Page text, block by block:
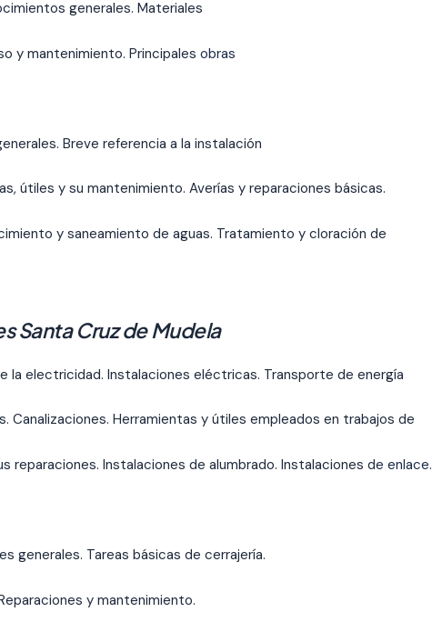
generales. Materiales
y mantenimiento. Principales obras
Breve referencia a la instalación
útiles y su mantenimiento. Averías y reparaciones básicas.
y saneamiento de aguas. Tratamiento y cloración de
Santa Cruz de Mudela
la electricidad. Instalaciones eléctricas. Transporte de energía
Canalizaciones. Herramientas y útiles empleados en trabajos de
reparaciones. Instalaciones de alumbrado. Instalaciones de enlace.
generales. Tareas básicas de cerrajería.
y mantenimiento.